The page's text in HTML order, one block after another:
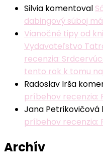
Silvia komentoval
dabingový súboj
Vianočné tipy od
Vydavateľstvo
recenzia:
tento rok k tomu
Radoslav Irša
príbehov recenzia:
Jana Petrikovičová
príbehov recenzia:
Archív